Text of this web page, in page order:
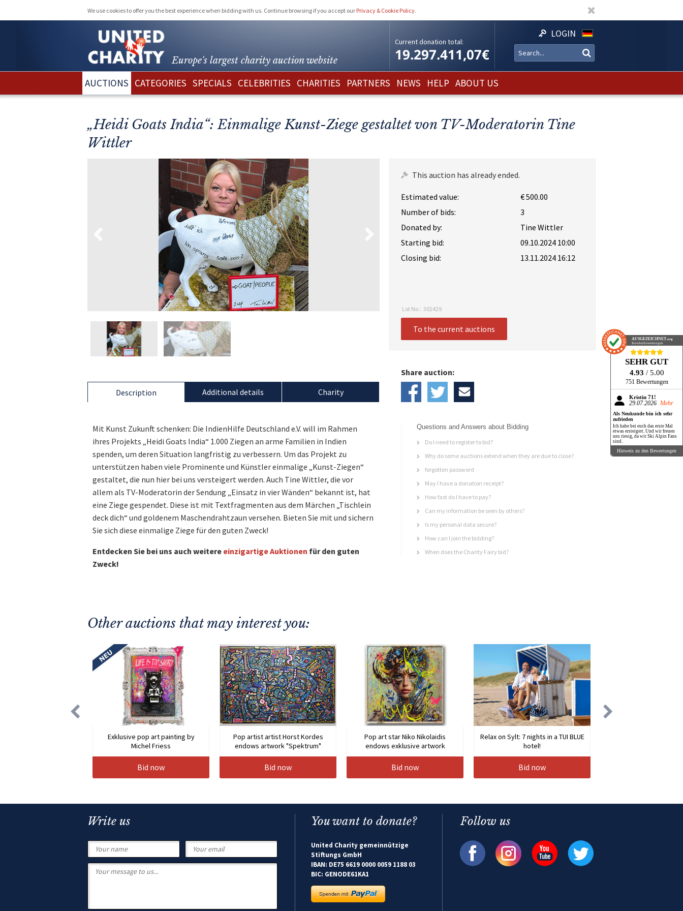
We use cookies to offer you the best experience when bidding with us. Continue browsing if you accept our Privacy & Cookie Policy.
Europe's largest charity auction website
Current donation total:
19.297.411,07€
LOGIN
AUCTIONS CATEGORIES SPECIALS CELEBRITIES CHARITIES PARTNERS NEWS HELP ABOUT US
„Heidi Goats India“: Einmalige Kunst-Ziege gestaltet von TV-Moderatorin Tine
Wittler
This auction has already ended.
Estimated value:
€ 500.00
Number of bids:
3
Donated by:
Tine Wittler
Starting bid:
09.10.2024 10:00
Closing bid:
13.11.2024 16:12
Lot No.: 302429
To the current auctions
Description
Mit Kunst Zukunft schenken: Die IndienHilfe Deutschland e.V. will im Rahmen
ihres Projekts „Heidi Goats India“ 1.000 Ziegen an arme Familien in Indien
spenden, um deren Situation langfristig zu verbessern. Um das Projekt zu
unterstützen haben viele Prominente und Künstler einmalige „Kunst-Ziegen“
gestaltet, die nun hier bei uns versteigert werden. Auch Tine Wittler, die vor
allem als TV-Moderatorin der Sendung „Einsatz in vier Wänden“ bekannt ist, hat
eine Ziege gespendet. Diese ist mit Textfragmenten aus dem Märchen „Tischlein
deck dich“ und goldenem Maschendrahtzaun versehen. Bieten Sie mit und sichern
Sie sich diese einmalige Ziege für den guten Zweck!
Entdecken Sie bei uns auch weitere einzigartige Auktionen für den guten
Zweck!
Additional details Charity
Share auction:
Questions and Answers about Bidding
Do I need to register to bid?
Why do some auctions extend when they are due to close?
forgotten password
May I have a donation receipt?
How fast do I have to pay?
Can my information be seen by others?
Is my personal data secure?
How can I join the bidding?
When does the Charity Fairy bid?
Other auctions that may interest you:
Exklusive pop art painting by
Michel Friess
Bid now
Pop artist artist Horst Kordes
endows artwork "Spektrum"
Bid now
Pop art star Niko Nikolaidis
endows exklusive artwork
Bid now
Relax on Sylt: 7 nights in a TUI BLUE
hotel!
Bid now
Write us You want to donate?
United Charity gemeinnützige
Stiftungs GmbH
IBAN: DE75 6619 0000 0059 1188 03
BIC: GENODE61KA1
Follow us
AUSGEZEICHNET .org
Kundenbewertungen
SEHR GUT
4.93 / 5.00
751 Bewertungen
Kristin 71!
29.07.2026 Mehr
Als Neukunde bin ich sehr
zufrieden
Ich habe bei euch das erste Mal
etwas ersteigert. Und wir freuen
uns riesig, da wir Ski Alpin Fans
sind.
Hinweis zu den Bewertungen